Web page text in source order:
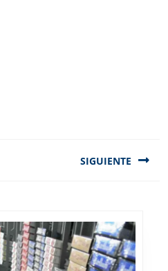
SIGUIENTE